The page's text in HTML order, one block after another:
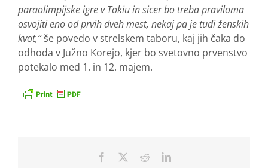
paraolimpijske igre v Tokiu in sicer bo treba praviloma
osvojiti eno od prvih dveh mest, nekaj pa je tudi ženskih
kvot,“še povedo v strelskem taboru, kaj jih čaka do
odhoda v Južno Korejo, kjer bo svetovno prvenstvo
potekalo med 1. in 12. majem.
Facebook RedditLinkedIn